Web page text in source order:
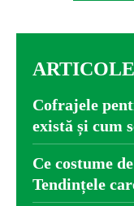
Cofrajele
există și cum
Ce costume
Tendințele